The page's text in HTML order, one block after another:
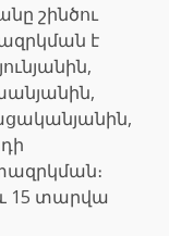
շինծու
է
15 տարվա